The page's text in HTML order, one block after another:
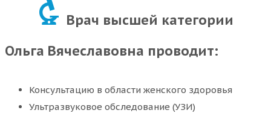
Врач высшей категории
Ольга Вячеславовна проводит:
Консультацию в области женского здоровья
Ультразвуковое обследование (УЗИ)